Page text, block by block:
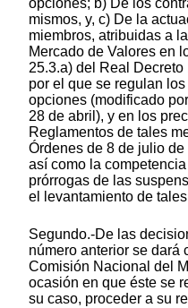
opciones; b) De los
mismos, y, c) De la
miembros, atribuidas a
Mercado de Valores en
25.3.a) del Real
por el que se regulan
opciones (modificado
28 de abril), y en los
Reglamentos de tales
Órdenes de 8 de julio
así como la
prórrogas de las
el levantamiento de
Segundo.-De las
número anterior se dará
Comisión Nacional del
ocasión en que éste se
su caso, proceder a su